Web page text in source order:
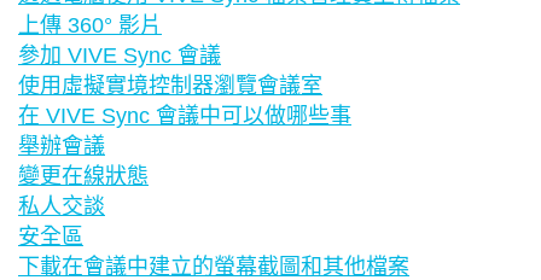
上傳 360° 影片
參加 VIVE Sync 會議
使用虛擬實境控制器瀏覽會議室
在 VIVE Sync 會議中可以做哪些事
舉辦會議
變更在線狀態
私人交談
安全區
下載在會議中建立的螢幕截圖和其他檔案